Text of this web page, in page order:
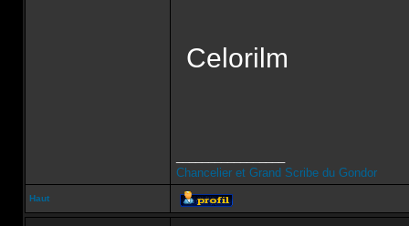
Celorilm
Chancelier et Grand Scribe du Gondor
Haut